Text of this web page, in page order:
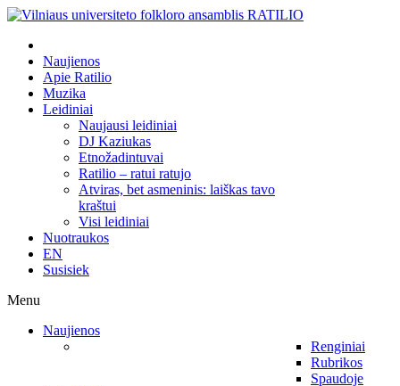
Naujienos
Apie Ratilio
Muzika
Leidiniai
Naujausi leidiniai
DJ Kaziukas
Etnožadintuvai
Ratilio – ratui ratujo
Atviras, bet asmeninis: laiškas tavo
kraštui
Visi leidiniai
Nuotraukos
EN
Susisiek
Menu
Naujienos
Renginiai
Rubrikos
Spaudoje